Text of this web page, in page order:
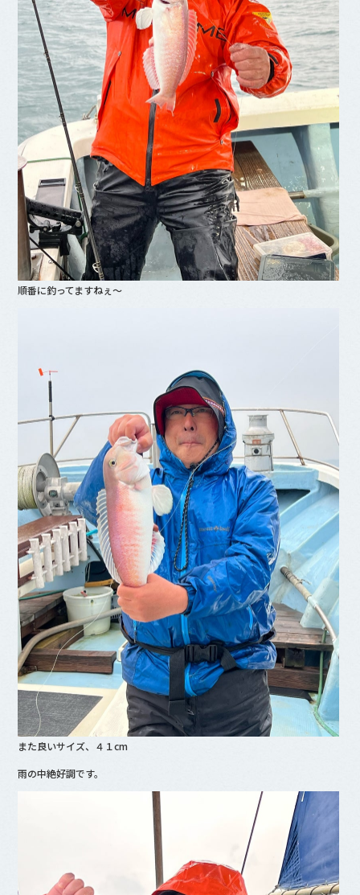
順番に釣ってますねぇ〜
また良いサイズ、４１cm
雨の中絶好調です。